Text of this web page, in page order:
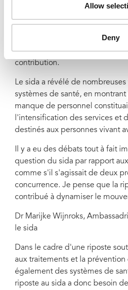
Allow
Deny
La communauté du sida a
attention sur le renforcement
ce qui, je pense, ne se serait
contribution.
Le sida a révélé de
systèmes de santé, en
manque de personnel
l'intensification des services et
destinés aux personnes vivant
Il y a eu des débats tout à fait
question du sida par rapport
comme s'il s'agissait de deux
concurrence. Je pense que la
contribué à dynamiser le
Dr Marijke Wijnroks,
le sida
Dans le cadre d'une riposte
aux traitements et la prévention
également des systèmes de
riposte au sida a donc besoin